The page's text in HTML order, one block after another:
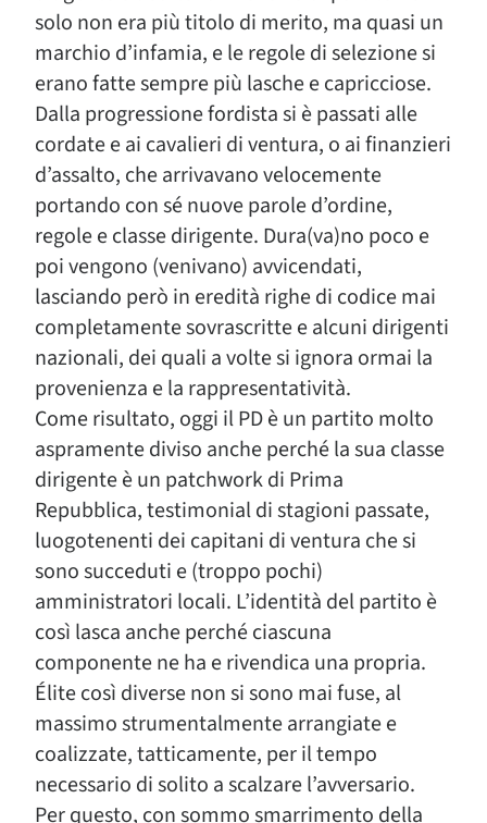
solo non era più titolo di merito, ma quasi un
marchio d’infamia, e le regole di selezione si
erano fatte sempre più lasche e capricciose.
Dalla progressione fordista si è passati alle
cordate e ai cavalieri di ventura, o ai finanzieri
d’assalto, che arrivavano velocemente
portando con sé nuove parole d’ordine,
regole e classe dirigente. Dura(va)no poco e
poi vengono (venivano) avvicendati,
lasciando però in eredità righe di codice mai
completamente sovrascritte e alcuni dirigenti
nazionali, dei quali a volte si ignora ormai la
provenienza e la rappresentatività.
Come risultato, oggi il PD è un partito molto
aspramente diviso anche perché la sua classe
dirigente è un patchwork di Prima
Repubblica, testimonial di stagioni passate,
luogotenenti dei capitani di ventura che si
sono succeduti e (troppo pochi)
amministratori locali. L’identità del partito è
così lasca anche perché ciascuna
componente ne ha e rivendica una propria.
Élite così diverse non si sono mai fuse, al
massimo strumentalmente arrangiate e
coalizzate, tatticamente, per il tempo
necessario di solito a scalzare l’avversario.
Per questo, con sommo smarrimento della